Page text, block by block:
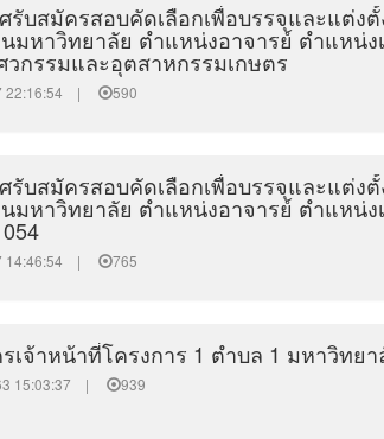
รับสมัครสอบคัดเลือกเพื่อบรรจุและแต่ง
มหาวิทยาลัย ตำแหน่งอาจารย์ ตำแหน่ง
กรรมและอุตสาหกรรมเกษตร
22:16:54 | 590
รับสมัครสอบคัดเลือกเพื่อบรรจุและแต่ง
มหาวิทยาลัย ตำแหน่งอาจารย์ ตำแหน่ง
14:46:54 | 765
เจ้าหน้าที่โครงการ 1 ตำบล 1 มหาวิทยา
15:03:37 | 939